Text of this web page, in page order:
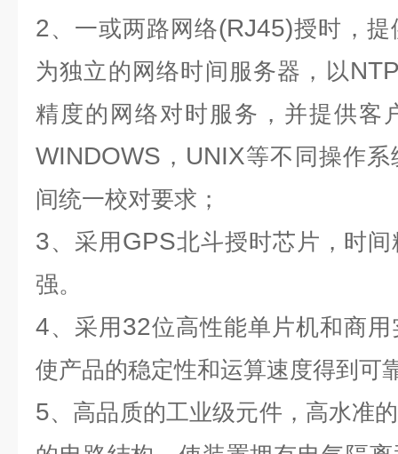
2、一或两路网络(RJ45)授时，提
为独立的网络时间服务器，以
精度的网络对时服务，并提供客
WINDOWS ， UNIX等不同操作
间统一校对要求；
3、采用 GPS北斗授时芯片，时
强。
4、采用 32位高性能单片机和商
使产品的稳定性和运算速度得到可
5、高品质的工业级元件，高水准